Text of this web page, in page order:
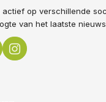
op verschillende
van het laatste